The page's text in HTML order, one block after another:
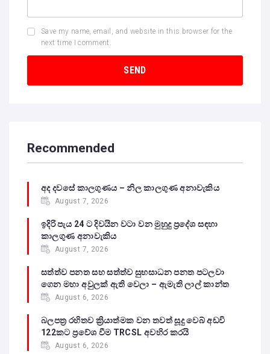
Save my name, email, and website in this browser for the
next time I comment.
Recommended
අද දවසේ කාලගුණය – නිල කාලගුණ අනාවැකිය
August 7, 2026
ඉදිරි පැය 24 ට දිවයින වටා වන මුහුදු ප්‍රදේශ සඳහා
කාලගුණ අනාවැකිය
August 7, 2026
සත්ත්ව පනත සහ සත්ත්ව සුභසාධන පනත පටලවා
ගෙන මහා අවුලක් ඇති වෙලා – ඇමැති ලාල් කාන්ත
August 6, 2026
බලපත්‍ර රහිතව ක්‍රියාත්මක වන තවත් සූදු වෙබ් අඩවි
122කට ප්‍රවේශ වීම TRCSL අවහිර කරයි
August 6, 2026